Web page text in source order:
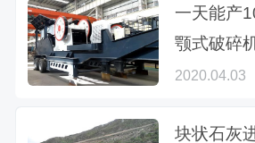
一天能产
颚式破碎
2020.04.03
块状石灰